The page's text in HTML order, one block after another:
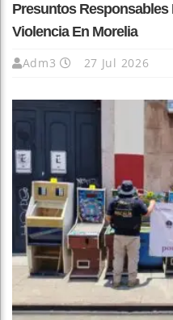
Presuntos Responsables
Violencia En Morelia
Adm3 27 Jul 2026